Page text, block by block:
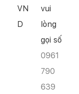
VN
D
vui
lòng
gọi số
0961
790
639